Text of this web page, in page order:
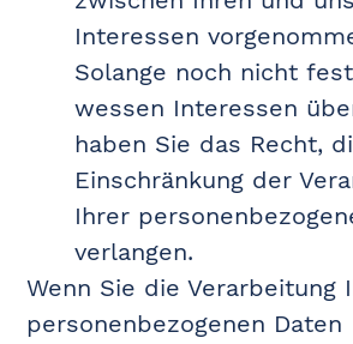
Interessen
Solange noch nicht
wessen Interessen
haben Sie das Recht,
Einschränkung der
Ihrer
verlangen.
Wenn Sie die Verarbeitung
personenbezogenen Daten